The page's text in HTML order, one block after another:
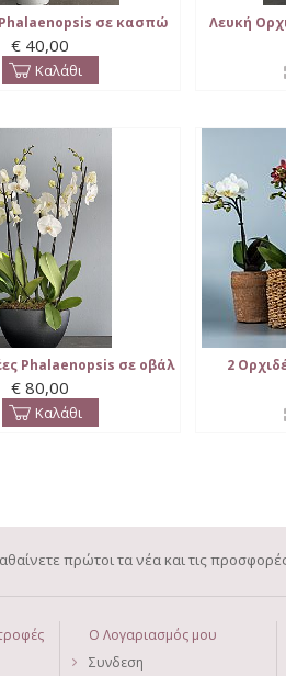
σε κασπώ
€ 40,00
Καλάθι
Λευκή
Phalaenopsis σε οβάλ
κασπώ
€ 80,00
Καλάθι
2
πρώτοι τα νέα και τις
Ο Λογαριασμός μου
Συνδεση